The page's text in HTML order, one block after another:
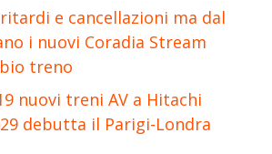
e cancellazioni ma dal
i nuovi Coradia Stream
treno
nuovi treni AV a Hitachi
debutta il Parigi-Londra